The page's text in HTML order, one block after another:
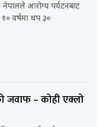
आरोग्य पर्यटनबाट
वर्षमा थप ३०
जवाफ – कोही एक्लो